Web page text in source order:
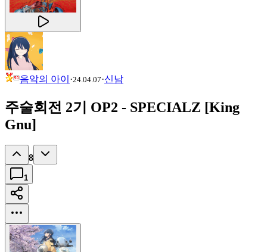
음악의 아이 ·24.04.07·신남
주술회전 2기 OP2 - SPECIALZ [King
Gnu]
8
1